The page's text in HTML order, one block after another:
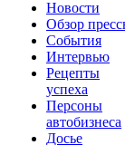
Новости
Обзор
События
Интервью
Рецепты
успеха
Персоны
автобизнеса
Досье